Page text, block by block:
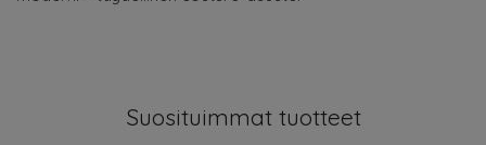
Suosituimmat tuotteet